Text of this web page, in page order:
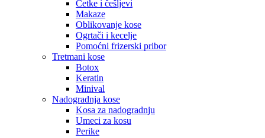
Četke i češljevi
Makaze
Oblikovanje kose
Ogrtači i kecelje
Pomoćni frizerski pribor
Tretmani kose
Botox
Keratin
Minival
Nadogradnja kose
Kosa za nadogradnju
Umeci za kosu
Perike